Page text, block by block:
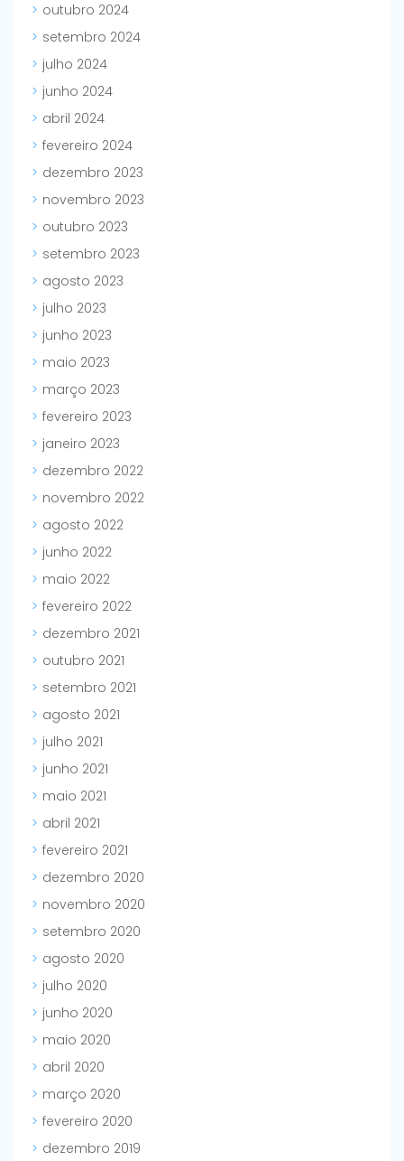
outubro 2024
setembro 2024
julho 2024
junho 2024
abril 2024
fevereiro 2024
dezembro 2023
novembro 2023
outubro 2023
setembro 2023
agosto 2023
julho 2023
junho 2023
maio 2023
março 2023
fevereiro 2023
janeiro 2023
dezembro 2022
novembro 2022
agosto 2022
junho 2022
maio 2022
fevereiro 2022
dezembro 2021
outubro 2021
setembro 2021
agosto 2021
julho 2021
junho 2021
maio 2021
abril 2021
fevereiro 2021
dezembro 2020
novembro 2020
setembro 2020
agosto 2020
julho 2020
junho 2020
maio 2020
abril 2020
março 2020
fevereiro 2020
dezembro 2019